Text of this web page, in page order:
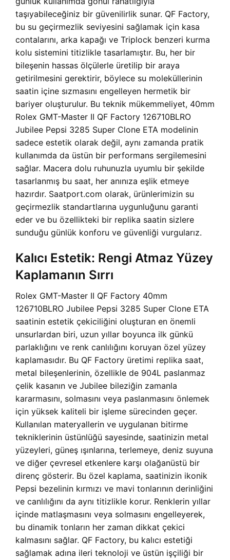
taşıyabileceğiniz bir güvenilirlik sunar. QF Factory,
bu su geçirmezlik seviyesini sağlamak için kasa
contalarını, arka kapağı ve Triplock benzeri kurma
kolu sistemini titizlikle tasarlamıştır. Bu, her bir
bileşenin hassas ölçülerle üretilip bir araya
getirilmesini gerektirir, böylece su moleküllerinin
saatin içine sızmasını engelleyen hermetik bir
bariyer oluşturulur. Bu teknik mükemmeliyet, 40mm
Rolex GMT-Master II QF Factory 126710BLRO
Jubilee Pepsi 3285 Super Clone ETA modelinin
sadece estetik olarak değil, aynı zamanda pratik
kullanımda da üstün bir performans sergilemesini
sağlar. Macera dolu ruhunuzla uyumlu bir şekilde
tasarlanmış bu saat, her anınıza eşlik etmeye
hazırdır. Saatport.com olarak, ürünlerimizin su
geçirmezlik standartlarına uygunluğunu garanti
eder ve bu özellikteki bir replika saatin sizlere
sunduğu günlük konforu ve güvenliği vurgularız.
Kalıcı Estetik: Rengi Atmaz Yüzey
Kaplamanın Sırrı
Rolex GMT-Master II QF Factory 40mm
126710BLRO Jubilee Pepsi 3285 Super Clone ETA
saatinin estetik çekiciliğini oluşturan en önemli
unsurlardan biri, uzun yıllar boyunca ilk günkü
parlaklığını ve renk canlılığını koruyan özel yüzey
kaplamasıdır. Bu QF Factory üretimi replika saat,
metal bileşenlerinin, özellikle de 904L paslanmaz
çelik kasanın ve Jubilee bileziğin zamanla
kararmasını, solmasını veya paslanmasını önlemek
için yüksek kaliteli bir işleme sürecinden geçer.
Kullanılan materyallerin ve uygulanan bitirme
tekniklerinin üstünlüğü sayesinde, saatinizin metal
yüzeyleri, güneş ışınlarına, terlemeye, deniz suyuna
ve diğer çevresel etkenlere karşı olağanüstü bir
direnç gösterir. Bu özel kaplama, saatinizin ikonik
Pepsi bezelinin kırmızı ve mavi tonlarının derinliğini
ve canlılığını da aynı titizlikle korur. Renklerin yıllar
içinde matlaşmasını veya solmasını engelleyerek,
bu dinamik tonların her zaman dikkat çekici
kalmasını sağlar. QF Factory, bu kalıcı estetiği
sağlamak adına ileri teknoloji ve üstün işçiliği bir